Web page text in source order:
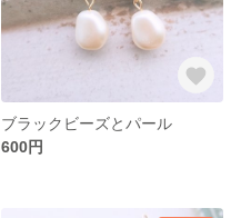
ブラックビーズとパール
600円